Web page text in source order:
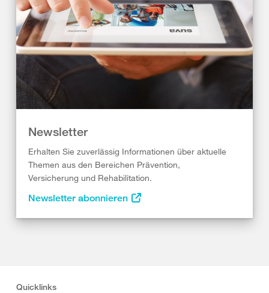
Newsletter
Erhalten Sie zuverlässig Informationen über aktuelle
Themen aus den Bereichen Prävention,
Versicherung und Rehabilitation.
Newsletter abonnieren
Quicklinks